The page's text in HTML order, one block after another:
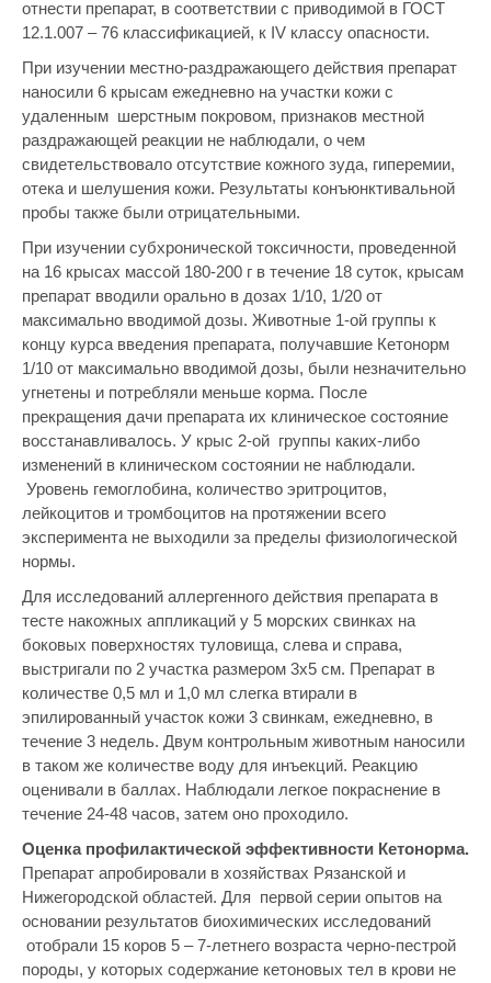
отнести препарат, в соответствии с приводимой в ГОСТ
12.1.007 – 76 классификацией, к IV классу опасности.
При изучении местно-раздражающего действия препарат
наносили 6 крысам ежедневно на участки кожи с
удаленным шерстным покровом, признаков местной
раздражающей реакции не наблюдали, о чем
свидетельствовало отсутствие кожного зуда, гиперемии,
отека и шелушения кожи. Результаты конъюнктивальной
пробы также были отрицательными.
При изучении субхронической токсичности, проведенной
на 16 крысах массой 180-200 г в течение 18 суток, крысам
препарат вводили орально в дозах 1/10, 1/20 от
максимально вводимой дозы. Животные 1-ой группы к
концу курса введения препарата, получавшие Кетонорм
1/10 от максимально вводимой дозы, были незначительно
угнетены и потребляли меньше корма. После
прекращения дачи препарата их клиническое состояние
восстанавливалось. У крыс 2-ой группы каких-либо
изменений в клиническом состоянии не наблюдали.
Уровень гемоглобина, количество эритроцитов,
лейкоцитов и тромбоцитов на протяжении всего
эксперимента не выходили за пределы физиологической
нормы.
Для исследований аллергенного действия препарата в
тесте накожных аппликаций у 5 морских свинках на
боковых поверхностях туловища, слева и справа,
выстригали по 2 участка размером 3х5 см. Препарат в
количестве 0,5 мл и 1,0 мл слегка втирали в
эпилированный участок кожи 3 свинкам, ежедневно, в
течение 3 недель. Двум контрольным животным наносили
в таком же количестве воду для инъекций. Реакцию
оценивали в баллах. Наблюдали легкое покраснение в
течение 24-48 часов, затем оно проходило.
Оценка профилактической эффективности Кетонорма.
Препарат апробировали в хозяйствах Рязанской и
Нижегородской областей. Для первой серии опытов на
основании результатов биохимических исследований
отобрали 15 коров 5 – 7-летнего возраста черно-пестрой
породы, у которых содержание кетоновых тел в крови не